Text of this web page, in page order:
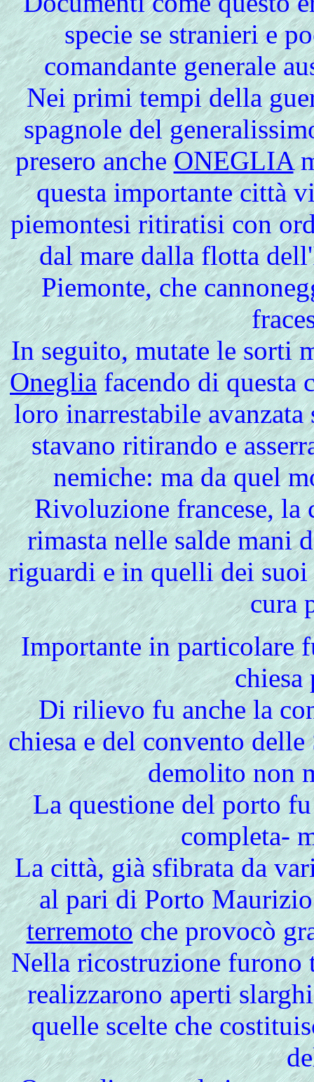
specie se stranieri e
comandante generale
Nei primi tempi della
spagnole del
presero ancheONEGLIA
questa importante città
piemontesi ritiratisi con
dal mare dalla flotta
Piemonte, che
In seguito, mutate le
Onegliafacendo di questa
loro inarrestabile
stavano ritirando e
nemiche: ma da quel
Rivoluzione francese, la
rimasta nelle salde mani
riguardi e in quelli dei
cura
Importante in particolare
chiesa
Di rilievo fu anche la
chiesa e del convento
demolito non
La questione del porto
completa-
La città, già sfibrata da
al pari di Porto
terremotoche provocò
Nella ricostruzione furono
realizzarono aperti
quelle scelte che